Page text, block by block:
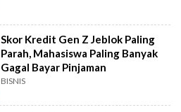
Skor Kredit Gen Z Jeblok Paling
Parah, Mahasiswa Paling Banyak
Gagal Bayar Pinjaman
BISNIS